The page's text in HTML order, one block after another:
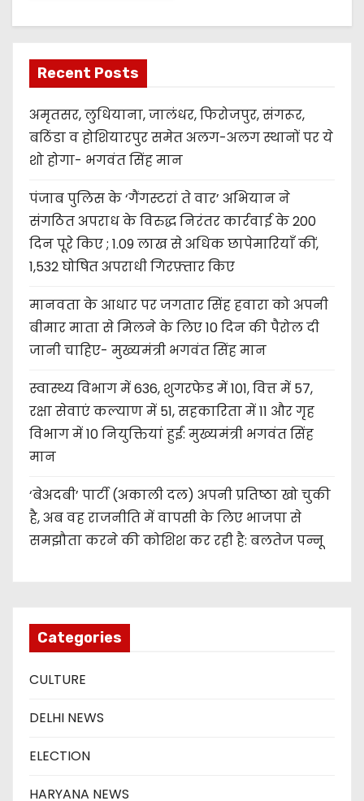
Recent Posts
अमृतसर, लुधियाना, जालंधर, फिरोजपुर, संगरूर,
बठिंडा व होशियारपुर समेत अलग-अलग स्थानों पर ये
शो होगा- भगवंत सिंह मान
पंजाब पुलिस के ‘गैंगस्टरां ते वार’ अभियान ने
संगठित अपराध के विरुद्ध निरंतर कार्रवाई के 200
दिन पूरे किए ; 1.09 लाख से अधिक छापेमारियाँ कीं,
1,532 घोषित अपराधी गिरफ़्तार किए
मानवता के आधार पर जगतार सिंह हवारा को अपनी
बीमार माता से मिलने के लिए 10 दिन की पैरोल दी
जानी चाहिए- मुख्यमंत्री भगवंत सिंह मान
स्वास्थ्य विभाग में 636, शुगरफेड में 101, वित्त में 57,
रक्षा सेवाएं कल्याण में 51, सहकारिता में 11 और गृह
विभाग में 10 नियुक्तियां हुईं: मुख्यमंत्री भगवंत सिंह
मान
‘बेअदबी’ पार्टी (अकाली दल) अपनी प्रतिष्ठा खो चुकी
है, अब वह राजनीति में वापसी के लिए भाजपा से
समझौता करने की कोशिश कर रही है: बलतेज पन्नू
Categories
CULTURE
DELHI NEWS
ELECTION
HARYANA NEWS